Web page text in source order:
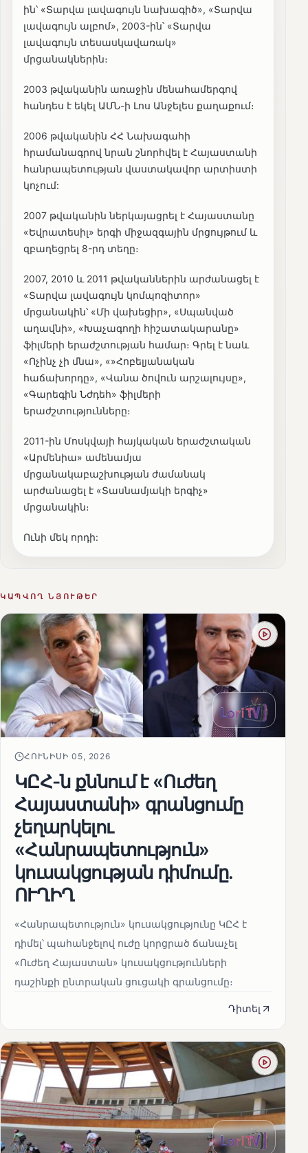
ին՝ «Տարվա լավագույն նախագիծ», «Տարվա
լավագույն ալբոմ», 2003-ին՝ «Տարվա
լավագույն տեսասկավառակ»
մրցանակներին։
2003 թվականին առաջին մենահամերգով
հանդես է եկել ԱՄՆ-ի Լոս Անջելես քաղաքում։
2006 թվականին ՀՀ Նախագահի
հրամանագրով նրան շնորհվել է Հայաստանի
հանրապետության վաստակավոր արտիստի
կոչում:
2007 թվականին ներկայացրել է Հայաստանը
«Եվրատեսիլ» երգի միջազգային մրցույթում և
զբաղեցրել 8-րդ տեղը։
2007, 2010 և 2011 թվականներին արժանացել է
«Տարվա լավագույն կոմպոզիտոր»
մրցանակին՝ «Մի վախեցիր», «Սպանված
աղավնի», «Խաչագողի հիշատակարանը»
ֆիլմերի երաժշտության համար։ Գրել է նաև
«Ոչինչ չի մնա», «»Հոբելյանական
հաճախորդը», «Վանա ծովուն արշալույսը»,
«Գարեգին Նժդեհ» ֆիլմերի
երաժշտությունները։
2011-ին Մոսկվայի հայկական երաժշտական
«Արմենիա» ամենամյա
մրցանակաբաշխության ժամանակ
արժանացել է «Տասնամյակի երգիչ»
մրցանակին։
Ունի մեկ որդի:
ԿԱՊՎՈՂ ՆՅՈՒԹԵՐ
ՀՈՒՆԻՍԻ 05, 2026
ԿԸՀ-ն քննում է «Ուժեղ
Հայաստանի» գրանցումը
չեղարկելու
«Հանրապետություն»
կուսակցության դիմումը.
ՈՒՂԻՂ
«Հանրապետություն» կուսակցությունը ԿԸՀ է
դիմել՝ պահանջելով ուժը կորցրած ճանաչել
«Ուժեղ Հայաստան» կուսակցությունների
դաշինքի ընտրական ցուցակի գրանցումը։
Դիտել